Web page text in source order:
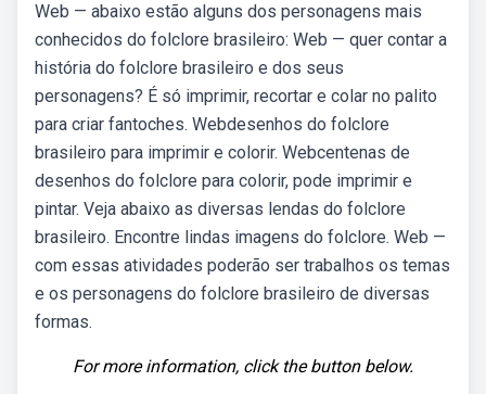
Web — abaixo estão alguns dos personagens mais
conhecidos do folclore brasileiro: Web — quer contar a
história do folclore brasileiro e dos seus
personagens? É só imprimir, recortar e colar no palito
para criar fantoches. Webdesenhos do folclore
brasileiro para imprimir e colorir. Webcentenas de
desenhos do folclore para colorir, pode imprimir e
pintar. Veja abaixo as diversas lendas do folclore
brasileiro. Encontre lindas imagens do folclore. Web —
com essas atividades poderão ser trabalhos os temas
e os personagens do folclore brasileiro de diversas
formas.
For more information, click the button below.